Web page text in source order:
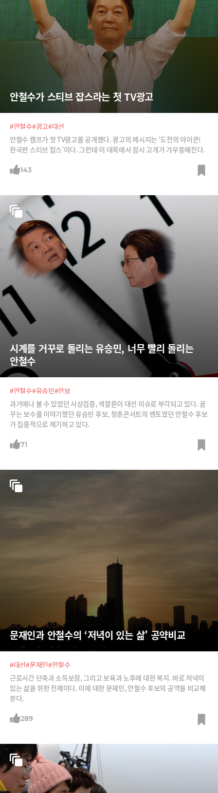
안철수가 스티브 잡스라는 첫 TV광고
#안철수#광고#대선
안철수 캠프가 첫 TV광고를 공개했다. 광고의 메시지는 ‘도전의 아이콘!
한국판 스티브 잡스’이다. 그런데 이 대목에서 잠시 고개가 갸우뚱해진다.
143
시계를 거꾸로 돌리는 유승민, 너무 빨리 돌리는
안철수
#안철수#유승민#안보
과거에나 볼 수 있었던 사상검증, 색깔론이 대선 이슈로 부각되고 있다. 꿈
꾸는 보수를 이야기했던 유승민 후보, 청춘콘서트의 멘토였던 안철수 후보
가 집중적으로 제기하고 있다.
71
문재인과 안철수의 ‘저녁이 있는 삶’ 공약비교
#대선#문재인#안철수
근로시간 단축과 소득보장, 그리고 보육과 노후에 대한 복지. 바로 저녁이
있는 삶을 위한 전제이다. 이에 대한 문재인, 안철수 후보의 공약을 비교해
본다.
289